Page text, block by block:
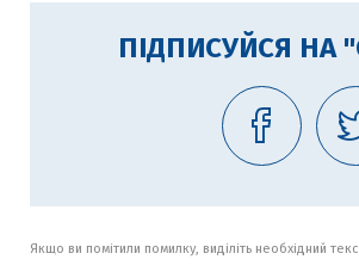
ПІДПИСУЙСЯ НА
Якщо ви помітили помилку, виділіть необхідний